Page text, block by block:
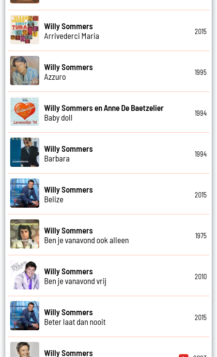
Willy Sommers
Arrivederci Maria
2015
Willy Sommers
Azzuro
1995
Willy Sommers en Anne De Baetzelier
Baby doll
1994
Willy Sommers
Barbara
1994
Willy Sommers
Belize
2015
Willy Sommers
Ben je vanavond ook alleen
1975
Willy Sommers
Ben je vanavond vrij
2010
Willy Sommers
Beter laat dan nooit
2015
Willy Sommers